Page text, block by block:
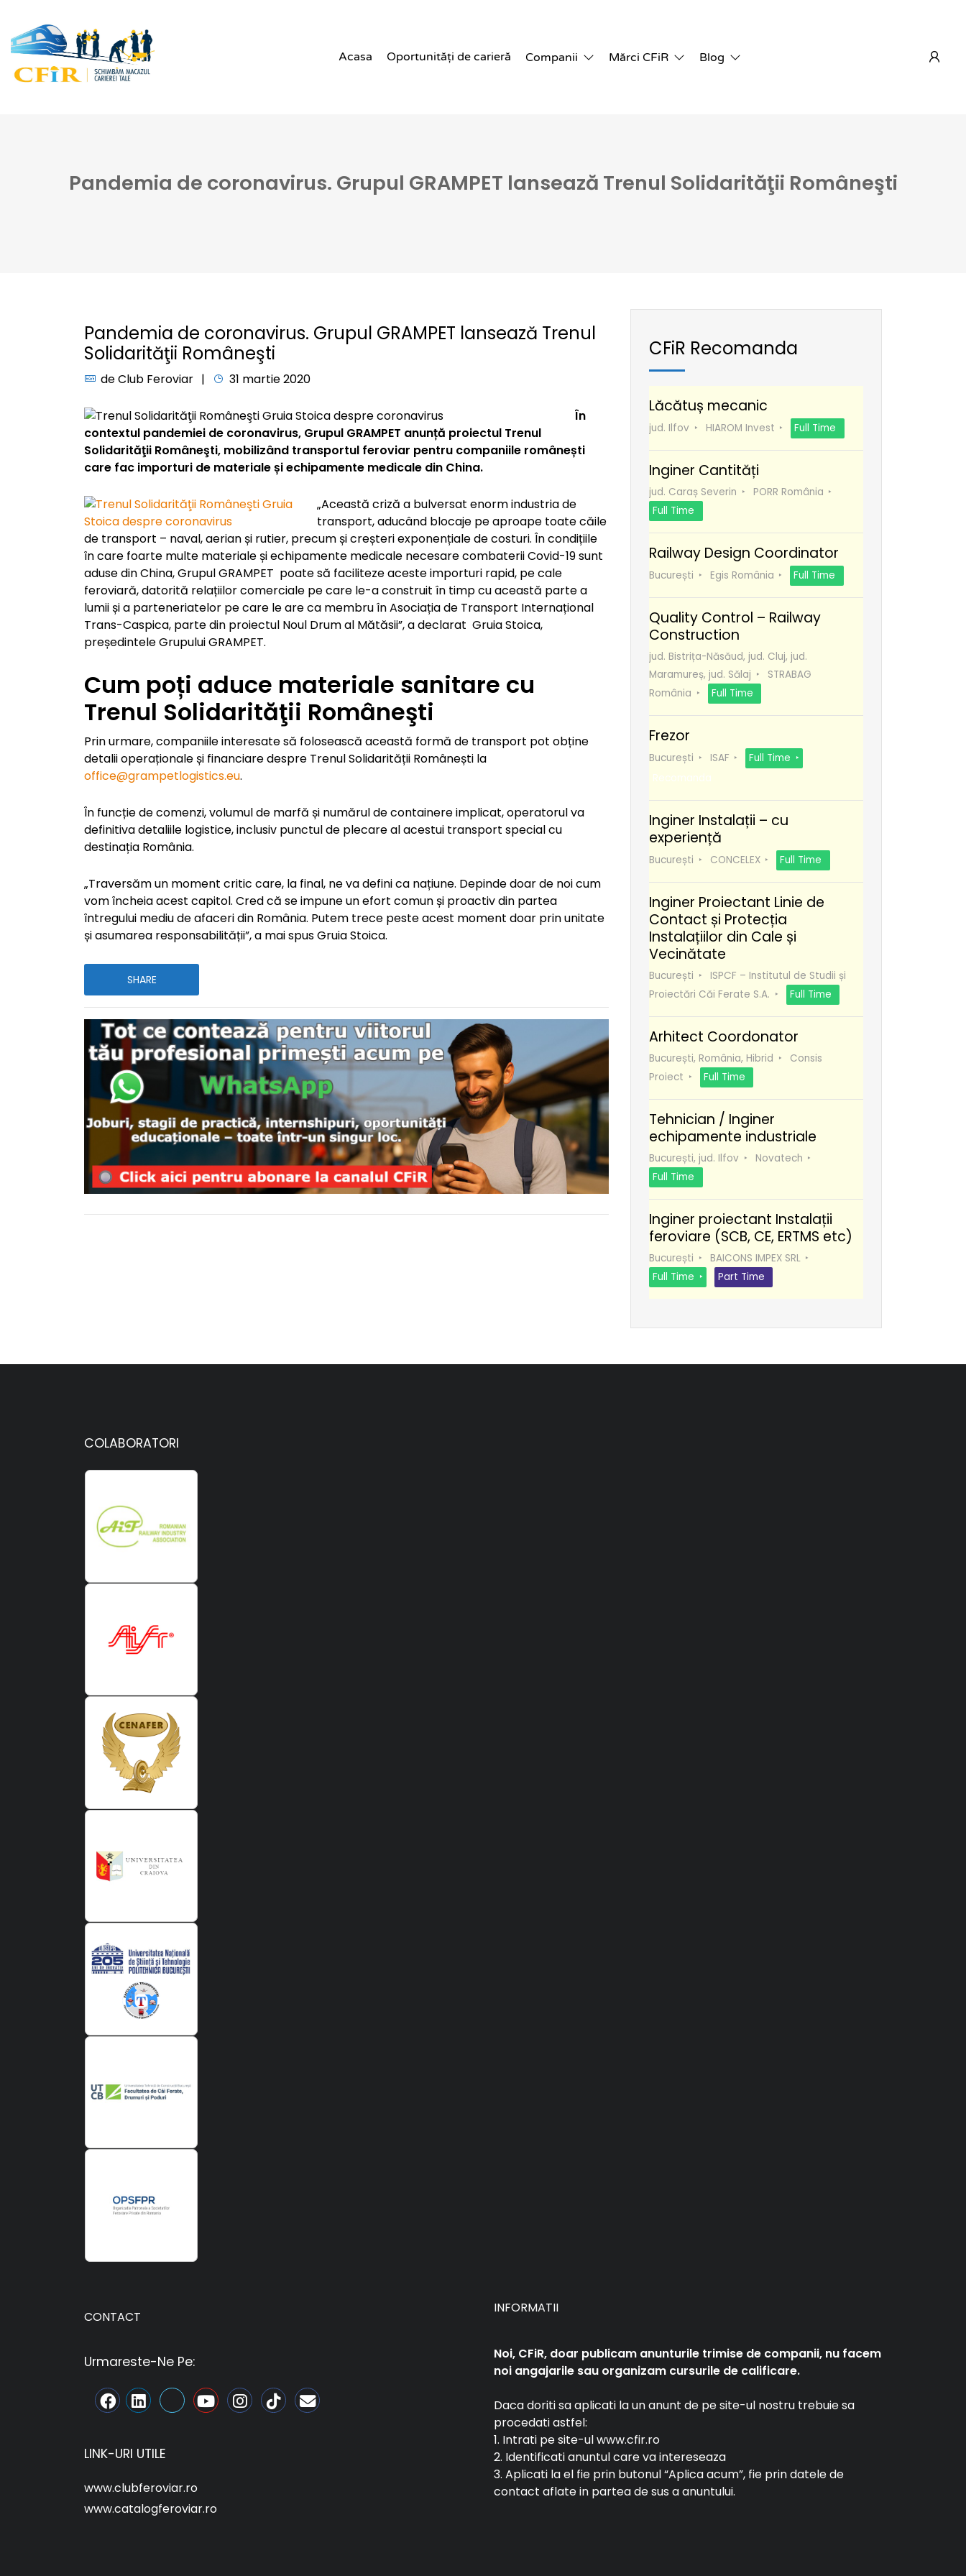
Acasa Oportunități de carieră Companii Mărci CFiR Blog
Pandemia de coronavirus. Grupul GRAMPET lansează Trenul Solidarităţii Româneşti
Pandemia de coronavirus. Grupul GRAMPET lansează Trenul
Solidarităţii Româneşti
deClub Feroviar 31 martie 2020
În
contextul pandemiei de coronavirus, Grupul GRAMPET anunță proiectul Trenul
Solidarităţii Româneşti, mobilizând transportul feroviar pentru companiile românești
care fac importuri de materiale și echipamente medicale din China.
„Această criză a bulversat enorm industria de
transport, aducând blocaje pe aproape toate căile
de transport – naval, aerian și rutier, precum și creșteri exponențiale de costuri. În condițiile
în care foarte multe materiale și echipamente medicale necesare combaterii Covid-19 sunt
aduse din China, Grupul GRAMPET poate să faciliteze aceste importuri rapid, pe cale
feroviară, datorită relațiilor comerciale pe care le-a construit în timp cu această parte a
lumii și a parteneriatelor pe care le are ca membru în Asociația de Transport Internațional
Trans-Caspica, parte din proiectul Noul Drum al Mătăsii”, a declarat Gruia Stoica,
președintele Grupului GRAMPET.
Cum poți aduce materiale sanitare cu
Trenul Solidarităţii Româneşti
Prin urmare, companiile interesate să folosească această formă de transport pot obține
detalii operaționale și financiare despre Trenul Solidarității Românești la
office@grampetlogistics.eu.
În funcție de comenzi, volumul de marfă și numărul de containere implicat, operatorul va
definitiva detaliile logistice, inclusiv punctul de plecare al acestui transport special cu
destinația România.
„Traversăm un moment critic care, la final, ne va defini ca națiune. Depinde doar de noi cum
vom încheia acest capitol. Cred că se impune un efort comun și proactiv din partea
întregului mediu de afaceri din România. Putem trece peste acest moment doar prin unitate
și asumarea responsabilității”, a mai spus Gruia Stoica.
SHARE
CFiR Recomanda
Lăcătuș mecanic
jud. Ilfov HIAROM Invest Full Time
Inginer Cantități
jud. Caraș Severin
PORR România
Full Time
Railway Design Coordinator
București Egis România Full Time
Quality Control – Railway
Construction
jud. Bistrița-Năsăud, jud. Cluj, jud.
Maramureș, jud. Sălaj
STRABAG
România
Full Time
Frezor
București ISAF
Full Time
Recomanda
Inginer Instalații – cu
experiență
București CONCELEX Full Time
Inginer Proiectant Linie de
Contact și Protecția
Instalațiilor din Cale și
Vecinătate
București
ISPCF – Institutul de Studii și
Proiectări Căi Ferate S.A.
Full Time
Arhitect Coordonator
București, România, Hibrid
Consis
Proiect
Full Time
Tehnician / Inginer
echipamente industriale
București, jud. Ilfov
Novatech
Full Time
Inginer proiectant Instalații
feroviare (SCB, CE, ERTMS etc)
București
BAICONS IMPEX SRL
Full Time
Part Time
COLABORATORI
CONTACT
Urmareste-Ne Pe:
LINK-URI UTILE
www.clubferoviar.ro
www.catalogferoviar.ro
INFORMATII
Noi, CFiR, doar publicam anunturile trimise de companii, nu facem
noi angajarile sau organizam cursurile de calificare.
Daca doriti sa aplicati la un anunt de pe site-ul nostru trebuie sa
procedati astfel:
1. Intrati pe site-ul www.cfir.ro
2. Identificati anuntul care va intereseaza
3. Aplicati la el fie prin butonul “Aplica acum”, fie prin datele de
contact aflate in partea de sus a anuntului.